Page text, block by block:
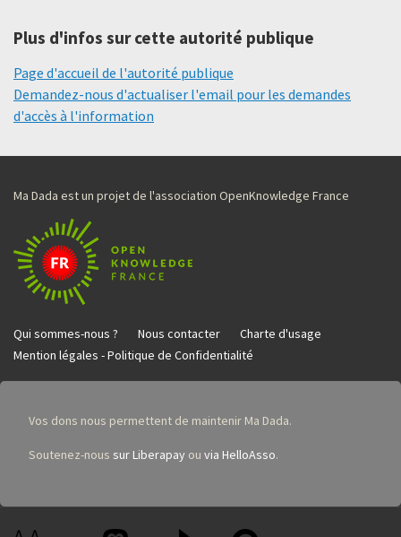
Plus d'infos sur cette autorité publique
Page d'accueil de l'autorité publique
Demandez-nous d'actualiser l'email pour les demandes
d'accès à l'information
Ma Dada est un projet de l'association OpenKnowledge France
Qui sommes-nous ? Nous contacter
Charte d'usage
Mention légales - Politique de Confidentialité
Vos dons nous permettent de maintenir Ma Dada.
Soutenez-nous sur Liberapay ou via HelloAsso.